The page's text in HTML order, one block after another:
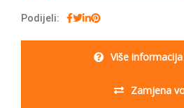
Podijeli:
Više
Zamjena